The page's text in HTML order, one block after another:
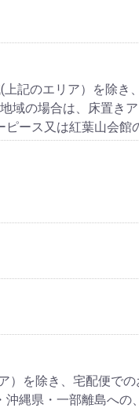
記のエリア）を除き
域の場合は、床置き
ース又は紅葉山会館
）を除き、宅配便で
縄県・一部離島への